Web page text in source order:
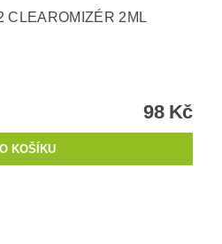
CLEAROMIZÉR 2ML
98 Kč